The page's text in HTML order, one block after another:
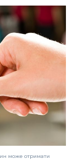
може отримати